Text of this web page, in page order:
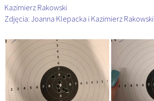
Kazimierz Rakowski
Zdjęcia: Joanna Klepacka i Kazimierz Rakowski